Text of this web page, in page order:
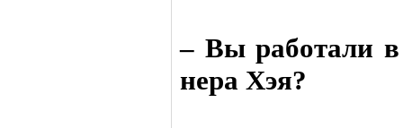
– Вы работали в
нера Хэя?